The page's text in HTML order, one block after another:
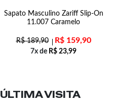
Sapato Masculino Zariff Slip-On
11.007 Caramelo
R$189,90 R$159,90
7x de R$ 23,99
ÚLTIMA VISITA